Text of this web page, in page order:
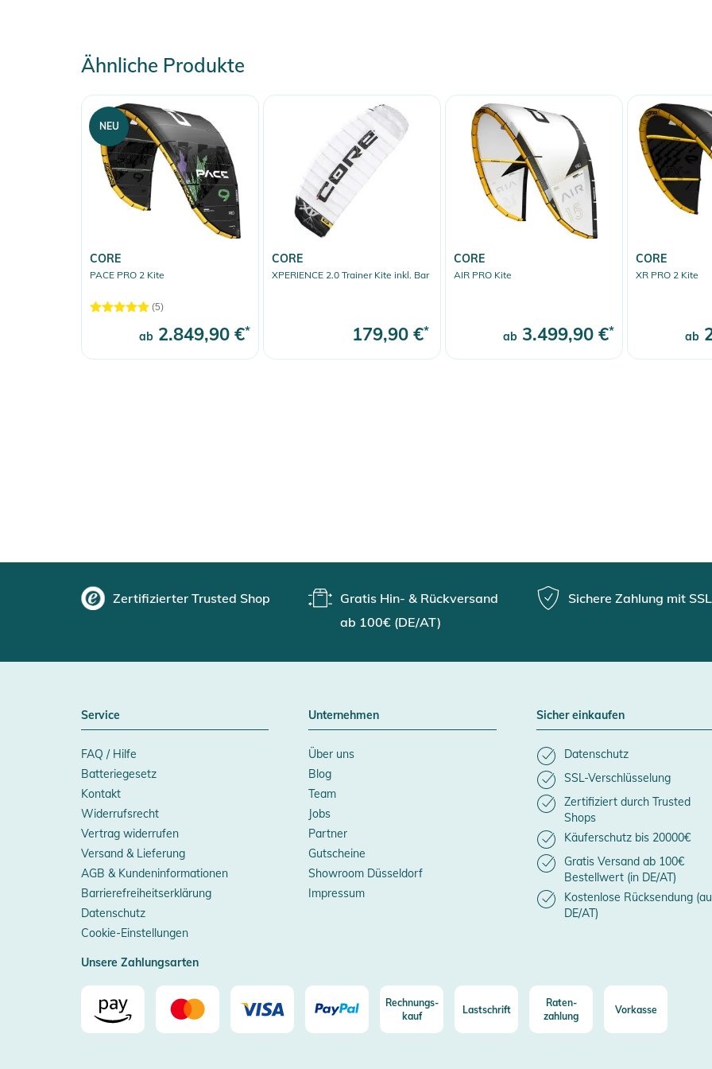
lange, gleitende Sprünge und kontrollierte Landungen – mit minimalem Aufwand.
- Hervorragende Upwind-Eigenschaften: Konzipiert, um weit nach vorne im Windfenster zu fliegen – so
läuft der Evo D/LAB spielend Höhe und hält dich länger im Geschehen.
- Höchster vertikaler Boost: Entwickelt für Lift und Reaktionsfreude liefert der Evo D/LAB explosive
Absprünge und kraftvolle Sprünge – das Markenzeichen seiner Big-Air-DNA.
6 8
WINDRANGE
17-
9-
8-
REC. LINE LENGTH
REC. BAR WIDTH
S M M
Ähnliche Produkte
CORE
PACE PRO 2 Kite
(5)
ab 2.849,90 €*
NEU
CORE
XPERIENCE 2.0 Trainer Kite inkl. Bar
179,90 €*
CORE
AIR PRO Kite
ab 3.499,90 €*
CORE
XR PRO 2 Kite
ab
Zertifizierter Trusted Shop
Gratis Hin- & Rückversand
ab 100€ (DE/AT)
Sichere Zahlung mit SSL
Service
FAQ / Hilfe
Batteriegesetz
Kontakt
Widerrufsrecht
Vertrag widerrufen
Versand & Lieferung
AGB & Kundeninformationen
Barrierefreiheitserklärung
Datenschutz
Cookie-Einstellungen
Unternehmen
Über uns
Blog
Team
Jobs
Partner
Gutscheine
Showroom Düsseldorf
Impressum
Sicher einkaufen
Datenschutz
SSL-Verschlüsselung
Zertifiziert durch Trusted
Shops
Käuferschutz bis 20000€
Gratis Versand ab 100€
Bestellwert (in DE/AT)
Kostenlose Rücksendung
DE/AT)
Unsere Zahlungsarten
Rechnungs-
kauf
Lastschrift
Raten-
zahlung
Vorkasse